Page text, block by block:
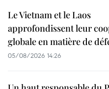
Le Vietnam et le Laos
approfondissent leur
globale en matière de
05/08/2026 14:26